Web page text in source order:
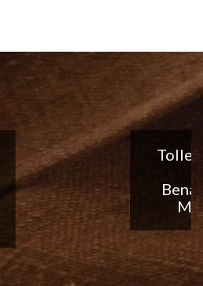
ich liebe die
täglichen
weiter so!